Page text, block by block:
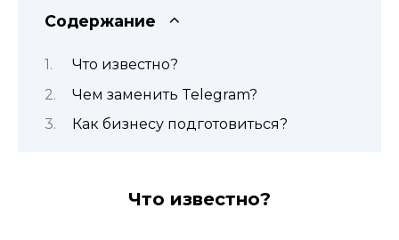
Содержание
Что известно?
Чем заменить Telegram?
Как бизнесу подготовиться?
Что известно?